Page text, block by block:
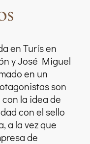
en Turís en
y José Miguel
en un
son
la idea de
con el sello
a la vez que
de